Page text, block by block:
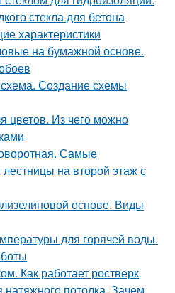
стекла для бетона
характеристики
на бумажной основе.
Создание схемы
цветов. Из чего можно
Самые
на второй этаж с
основе. Виды
для горячей воды.
Как работает ростверк